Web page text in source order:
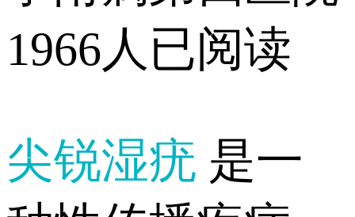
1966人已阅读
尖锐湿疣 是一